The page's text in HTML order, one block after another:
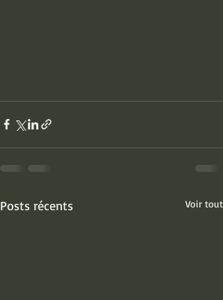
Posts récents Voir tout